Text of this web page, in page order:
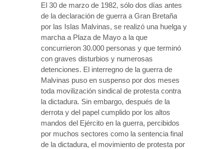
El 30 de marzo de 1982, sólo dos días antes
de la declaración de guerra a Gran Bretaña
por las Islas Malvinas, se realizó una huelga y
marcha a Plaza de Mayo a la que
concurrieron 30.000 personas y que terminó
con graves disturbios y numerosas
detenciones. El interregno de la guerra de
Malvinas puso en suspenso por dos meses
toda movilización sindical de protesta contra
la dictadura. Sin embargo, después de la
derrota y del papel cumplido por los altos
mandos del Ejército en la guerra, percibidos
por muchos sectores como la sentencia final
de la dictadura, el movimiento de protesta por